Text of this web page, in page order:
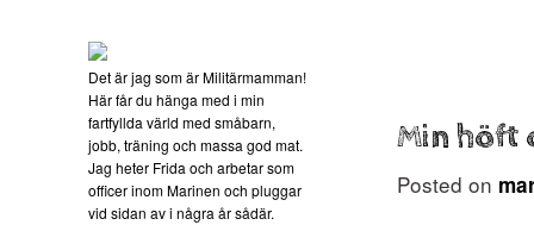
Min höft
Posted on
Det är jag som är Militärmamman!
Här får du hänga med i min
fartfyllda värld med småbarn,
jobb, träning och massa god mat.
Jag heter Frida och arbetar som
officer inom Marinen och pluggar
vid sidan av i några år sådär.